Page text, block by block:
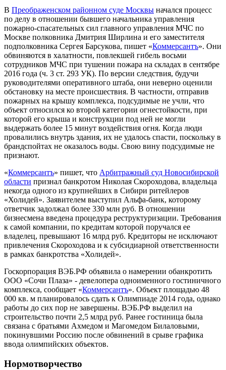
В Преображенском районном суде Москвы начался процесс
по делу в отношении бывшего начальника управления
пожарно-спасательных сил главного управления МЧС по
Москве полковника Дмитрия Ширлина и его заместителя
подполковника Сергея Барсукова, пишет «Коммерсантъ». Они
обвиняются в халатности, повлекшей гибель восьми
сотрудников МЧС при тушении пожара на складах в сентябре
2016 года (ч. 3 ст. 293 УК). По версии следствия, будучи
руководителями оперативного штаба, они неверно оценили
обстановку на месте происшествия. В частности, отправив
пожарных на крышу комплекса, подсудимые не учли, что
объект относился ко второй категории огнестойкости, при
которой его крыша и конструкции под ней не могли
выдержать более 15 минут воздействия огня. Когда люди
провалились внутрь здания, их не удалось спасти, поскольку в
брандспойтах не оказалось воды. Свою вину подсудимые не
признают.
«Коммерсантъ» пишет, что Арбитражный суд Новосибирской
области признал банкротом Николая Скороходова, владельца
некогда одного из крупнейших в Сибири ритейлеров
«Холидей». Заявителем выступил Альфа-банк, которому
ответчик задолжал более 330 млн руб. В отношении
бизнесмена введена процедура реструктуризации. Требования
к самой компании, по кредитам которой поручался ее
владелец, превышают 16 млрд руб. Кредиторы не исключают
привлечения Скороходова и к субсидиарной ответственности
в рамках банкротства «Холидей».
Госкорпорация ВЭБ.РФ объявила о намерении обанкротить
ООО «Сочи Плаза» - девелопера одноименного гостиничного
комплекса, сообщает «Коммерсантъ». Объект площадью 48
000 кв. м планировалось сдать к Олимпиаде 2014 года, однако
работы до сих пор не завершены. ВЭБ.РФ выделил на
строительство почти 2,5 млрд руб. Ранее гостиница была
связана с братьями Ахмедом и Магомедом Билаловыми,
покинувшими Россию после обвинений в срыве графика
ввода олимпийских объектов.
Нормотворчество